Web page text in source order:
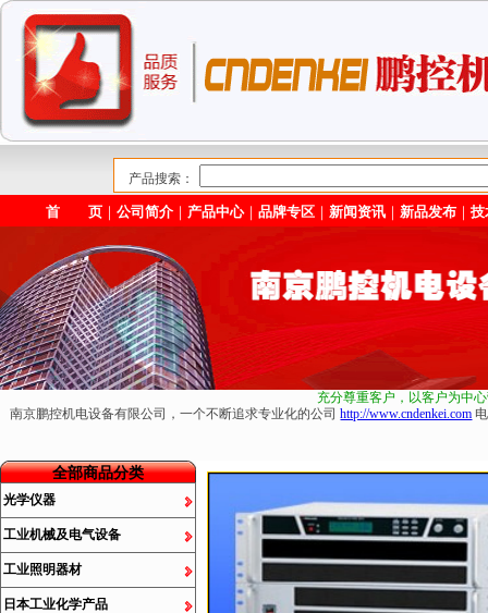
产品搜索：
首 页 ｜公司简介 ｜ 产品中心｜品牌专区 ｜新闻资讯 ｜新品发布 ｜技
充分尊重客户，以客户为中
南京鹏控机电设备有限公司，一个不断追求专业化的公司http://www.cndenkei.com
全部商品分类
光学仪器
工业机械及电气设备
工业照明器材
日本工业化学产品